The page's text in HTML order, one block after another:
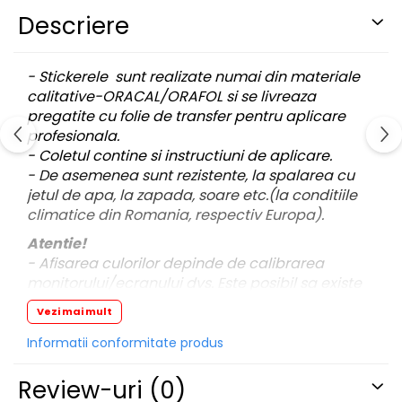
PARASOLARE
PENTRU FETE
PRODUSE IN TRENDING
SETURI STICKERE
STICKERE CAPAC REZERVOR
STICKERE CRĂCIUN
STICKERE CU ANIMALE
STICKERE GEAM MIC
STICKERE JDM
STICKERE PENTRU CAPOTA
STICKERE PENTRU LATERALE
STICKERE PERSONALIZATE
STICKERE PRAGURI
Descriere
- Stickerele sunt realizate numai din materiale
calitative-ORACAL/ORAFOL si se livreaza
pregatite cu folie de transfer pentru aplicare
profesionala.
- Coletul contine si instructiuni de aplicare.
- De asemenea sunt rezistente, la spalarea cu
jetul de apa, la zapada, soare etc.(la conditiile
climatice din Romania, respectiv Europa).
Atentie!
- Afisarea culorilor depinde de calibrarea
monitorului/ecranului dvs. Este posibil sa existe
mici diferente de nuante.
- Pentru stickere personalizate si pentru a
contactati
aici!
Vezi mai mult
Informatii conformitate produs
Review-uri (0)